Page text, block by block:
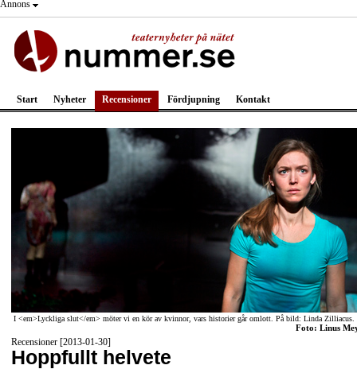
Annons
Start Nyheter Recensioner Fördjupning Kontakt
I <em>Lyckliga slut</em> möter vi en kör av kvinnor, vars historier går omlott. På bild: Linda Zilliacus.
Foto: Linus
Recensioner [2013-01-30]
Hoppfullt helvete